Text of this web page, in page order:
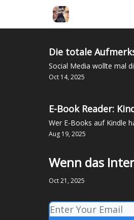
Die totale
Social Media wollte mal
Oct 14, 2025
E-Book Reader:
Wer E-Books auf Kindle
Aug 19, 2025
Wenn das
Oct 21, 2025